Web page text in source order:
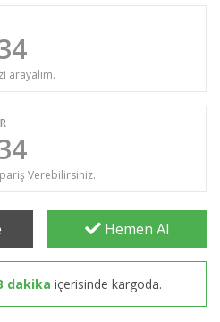
arayalım.
Verebilirsiniz.
Hemen Al
dakika içerisinde kargoda.